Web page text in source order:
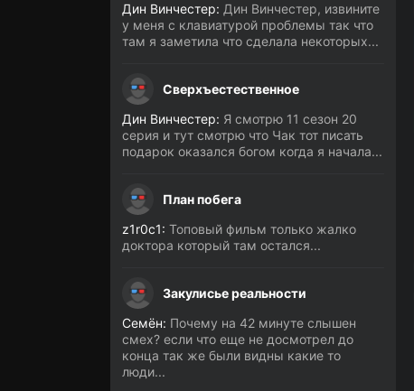
Дин Винчестер: Дин Винчестер, извините
у меня с клавиатурой проблемы так что
там я заметила что сделала некоторых...
Сверхъестественное
Дин Винчестер: Я смотрю 11 сезон 20
серия и тут смотрю что Чак тот писать
подарок оказался богом когда я начала...
План побега
z1r0c1: Топовый фильм только жалко
доктора который там остался...
Закулисье реальности
Семён: Почему на 42 минуте слышен
смех? если что еще не досмотрел до
конца так же были видны какие то
люди...